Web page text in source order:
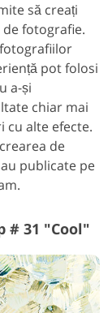
să creați
fotografie.
pot folosi
a-și
chiar mai
cu alte efecte.
de
publicate pe
# 31 "Cool"